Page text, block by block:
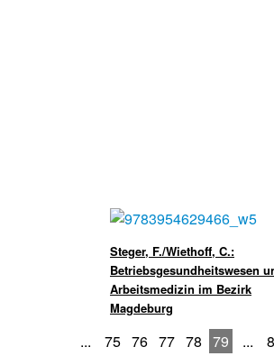
Steger, F./Wiethoff, C.:
Betriebsgesundheitswesen
Arbeitsmedizin im Bezirk
Magdeburg
... 75 76 77 78 79 ...